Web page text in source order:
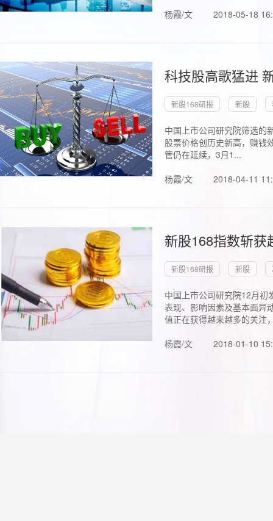
杨霞/文 2018-05-18
科技股高歌猛进
新股168研报 新股
中国上市公司研究院筛选的
股票价格创历史新高，赚钱
管仍在延续，3月1...
杨霞/文
2018-04-11
新股168指数斩
新股168研报 新股
中国上市公司研究院12月初
表现、影响因素及基本面异
值正在获得越来越多的关注
杨霞/文
2018-01-10